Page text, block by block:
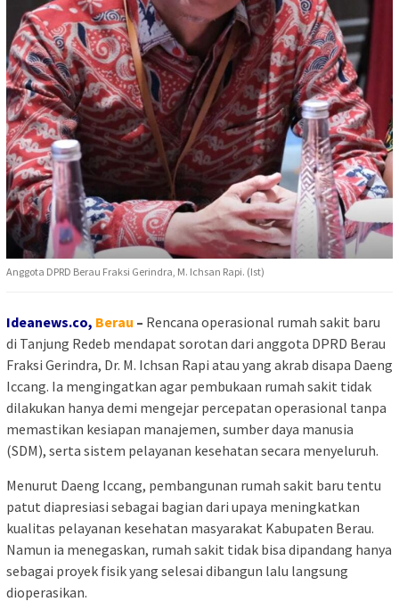
Anggota DPRD Berau Fraksi Gerindra, M. Ichsan Rapi. (Ist)
Ideanews.co, Berau – Rencana operasional rumah sakit baru
di Tanjung Redeb mendapat sorotan dari anggota DPRD Berau
Fraksi Gerindra, Dr. M. Ichsan Rapi atau yang akrab disapa Daeng
Iccang. Ia mengingatkan agar pembukaan rumah sakit tidak
dilakukan hanya demi mengejar percepatan operasional tanpa
memastikan kesiapan manajemen, sumber daya manusia
(SDM), serta sistem pelayanan kesehatan secara menyeluruh.
Menurut Daeng Iccang, pembangunan rumah sakit baru tentu
patut diapresiasi sebagai bagian dari upaya meningkatkan
kualitas pelayanan kesehatan masyarakat Kabupaten Berau.
Namun ia menegaskan, rumah sakit tidak bisa dipandang hanya
sebagai proyek fisik yang selesai dibangun lalu langsung
dioperasikan.